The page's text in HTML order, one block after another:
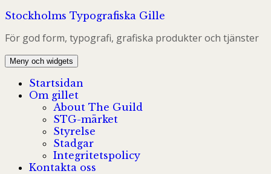
Hoppa
innehåll
Stockholms Typografiska Gille
För god form, typografi, grafiska produkter och tjänster
Meny och widgets
Startsidan
Om gillet
About The Guild
STG-märket
Styrelse
Stadgar
Integritetspolicy
Kontakta oss